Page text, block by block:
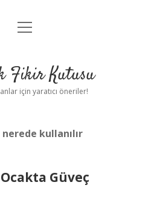
Anasayfa
Yasal Uyarı
menüyü
Fikir Kutusu
için yaratıcı öneriler!
kullanılır
Güveç